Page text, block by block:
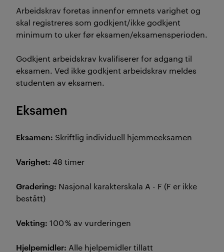
Arbeidskrav foretas innenfor emnets varighet og
skal registreres som godkjent/ikke godkjent
minimum to uker før eksamen/eksamensperioden.
Godkjent arbeidskrav kvalifiserer for adgang til
eksamen. Ved ikke godkjent arbeidskrav meldes
studenten av eksamen.
Eksamen
Eksamen: Skriftlig individuell hjemmeeksamen
Varighet: 48 timer
Gradering: Nasjonal karakterskala A - F (F er ikke
bestått)
Vekting: 100 % av vurderingen
Hjelpemidler: Alle hjelpemidler tillatt